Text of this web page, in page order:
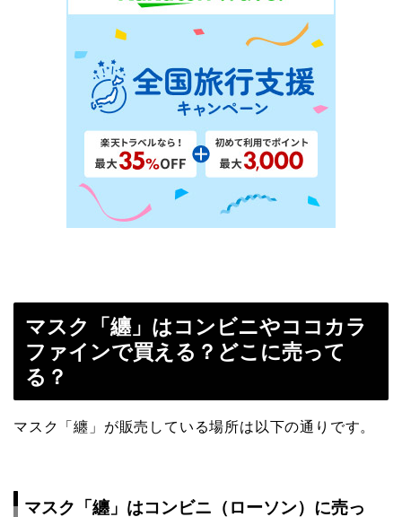
マスク「纏」はコンビニやココカラ
ファインで買える？どこに売って
る？
マスク「纏」が販売している場所は以下の通りです。
マスク「纏」はコンビニ（ローソン）に売っ